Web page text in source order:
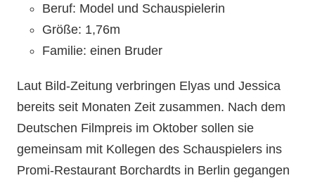
Beruf: Model und Schauspielerin
Größe: 1,76m
Familie: einen Bruder
Laut Bild-Zeitung verbringen Elyas und Jessica
bereits seit Monaten Zeit zusammen. Nach dem
Deutschen Filmpreis im Oktober sollen sie
gemeinsam mit Kollegen des Schauspielers ins
Promi-Restaurant Borchardts in Berlin gegangen